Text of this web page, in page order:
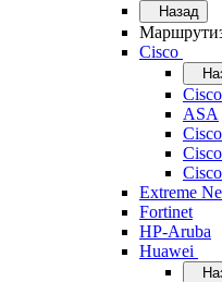
Назад
Cisco
Cisco
ASA
Extreme
Fortinet
HP-Aruba
Huawei